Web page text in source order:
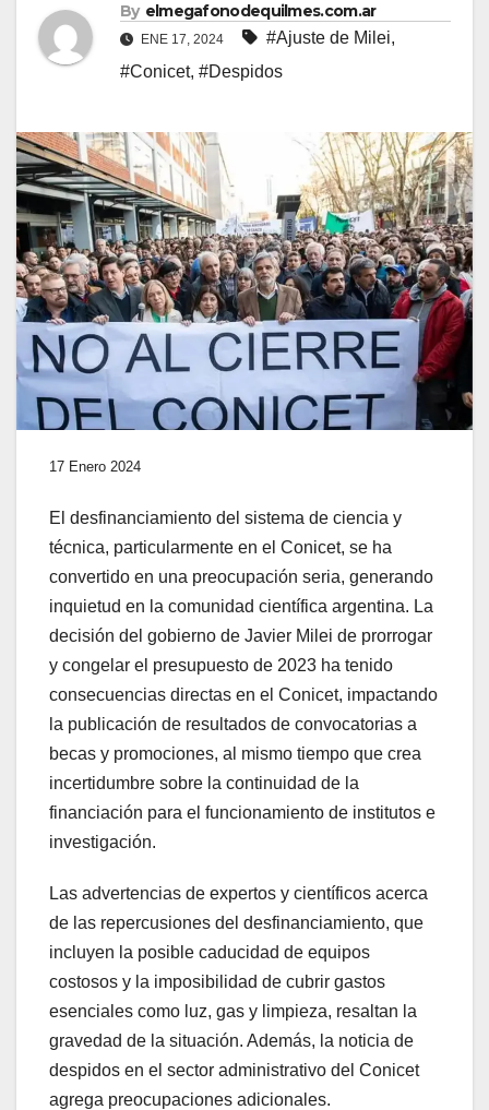
By elmegafonodequilmes.com.ar
ENE 17, 2024 #Ajuste de Milei,
#Conicet, #Despidos
17 Enero 2024
El desfinanciamiento del sistema de ciencia y
técnica, particularmente en el Conicet, se ha
convertido en una preocupación seria, generando
inquietud en la comunidad científica argentina. La
decisión del gobierno de Javier Milei de prorrogar
y congelar el presupuesto de 2023 ha tenido
consecuencias directas en el Conicet, impactando
la publicación de resultados de convocatorias a
becas y promociones, al mismo tiempo que crea
incertidumbre sobre la continuidad de la
financiación para el funcionamiento de institutos e
investigación.
Las advertencias de expertos y científicos acerca
de las repercusiones del desfinanciamiento, que
incluyen la posible caducidad de equipos
costosos y la imposibilidad de cubrir gastos
esenciales como luz, gas y limpieza, resaltan la
gravedad de la situación. Además, la noticia de
despidos en el sector administrativo del Conicet
agrega preocupaciones adicionales.